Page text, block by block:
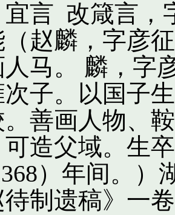
言 改箴言，
赵麟，字彦
马。 麟，字
次子。以国子
善画人物、
造父域。生
）年间。
制遗稿》一